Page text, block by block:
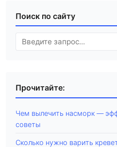
Поиск по сайту
Прочитайте:
Чем вылечить насморк —
советы
Сколько нужно варить